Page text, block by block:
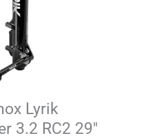
Lyrik
3.2 RC2 29″